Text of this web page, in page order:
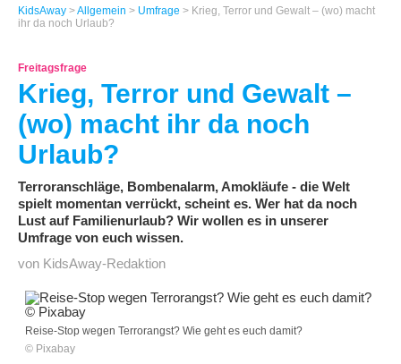
KidsAway >Allgemein > Umfrage > Krieg, Terror und Gewalt – (wo) macht
ihr da noch Urlaub?
Freitagsfrage
Krieg, Terror und Gewalt –
(wo) macht ihr da noch
Urlaub?
Terroranschläge, Bombenalarm, Amokläufe - die Welt
spielt momentan verrückt, scheint es. Wer hat da noch
Lust auf Familienurlaub? Wir wollen es in unserer
Umfrage von euch wissen.
von KidsAway-Redaktion
Reise-Stop wegen Terrorangst? Wie geht es euch damit?
© Pixabay